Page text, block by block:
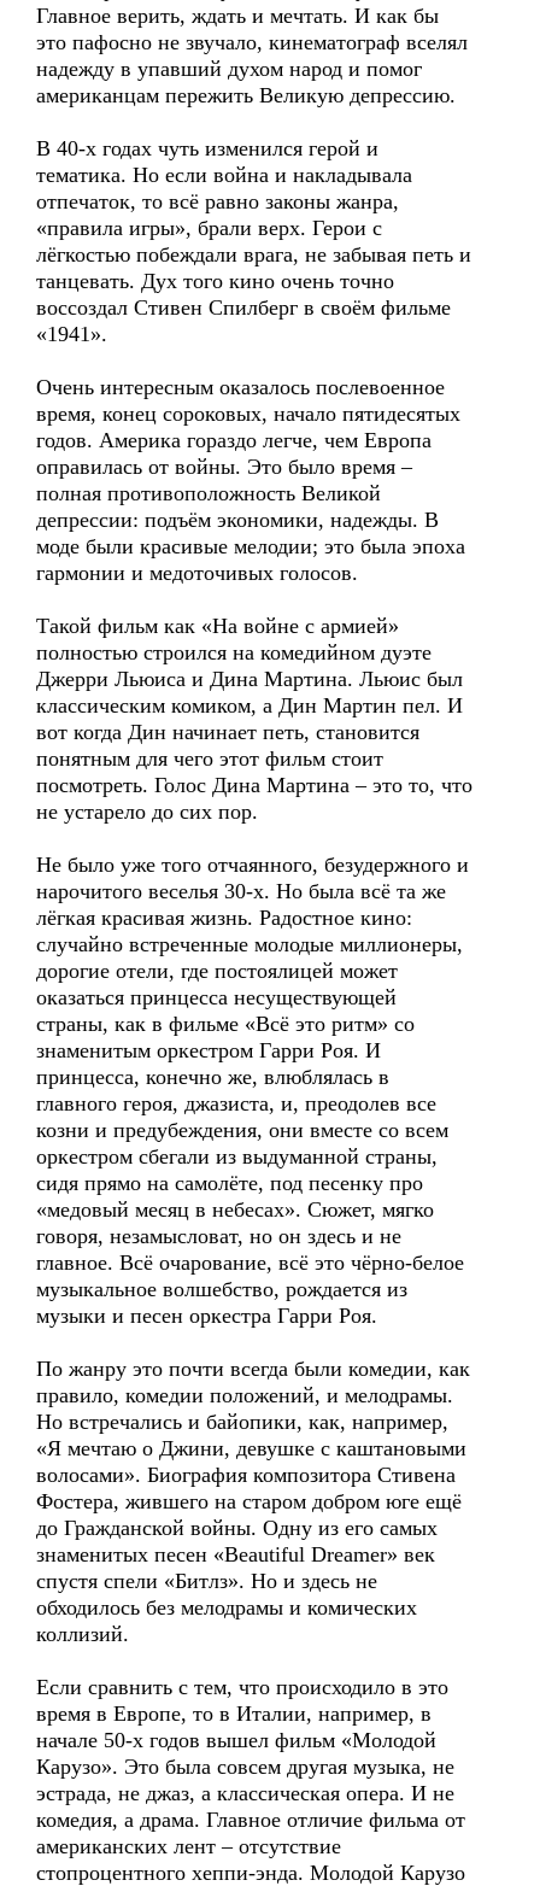
Главное верить, ждать и мечтать. И как бы
это пафосно не звучало, кинематограф вселял
надежду в упавший духом народ и помог
американцам пережить Великую депрессию.
В 40-х годах чуть изменился герой и
тематика. Но если война и накладывала
отпечаток, то всё равно законы жанра,
«правила игры», брали верх. Герои с
лёгкостью побеждали врага, не забывая петь и
танцевать. Дух того кино очень точно
воссоздал Стивен Спилберг в своём фильме
«1941».
Очень интересным оказалось послевоенное
время, конец сороковых, начало пятидесятых
годов. Америка гораздо легче, чем Европа
оправилась от войны. Это было время –
полная противоположность Великой
депрессии: подъём экономики, надежды. В
моде были красивые мелодии; это была эпоха
гармонии и медоточивых голосов.
Такой фильм как «На войне с армией»
полностью строился на комедийном дуэте
Джерри Льюиса и Дина Мартина. Льюис был
классическим комиком, а Дин Мартин пел. И
вот когда Дин начинает петь, становится
понятным для чего этот фильм стоит
посмотреть. Голос Дина Мартина – это то, что
не устарело до сих пор.
Не было уже того отчаянного, безудержного и
нарочитого веселья 30-х. Но была всё та же
лёгкая красивая жизнь. Радостное кино:
случайно встреченные молодые миллионеры,
дорогие отели, где постоялицей может
оказаться принцесса несуществующей
страны, как в фильме «Всё это ритм» со
знаменитым оркестром Гарри Роя. И
принцесса, конечно же, влюблялась в
главного героя, джазиста, и, преодолев все
козни и предубеждения, они вместе со всем
оркестром сбегали из выдуманной страны,
сидя прямо на самолёте, под песенку про
«медовый месяц в небесах». Сюжет, мягко
говоря, незамысловат, но он здесь и не
главное. Всё очарование, всё это чёрно-белое
музыкальное волшебство, рождается из
музыки и песен оркестра Гарри Роя.
По жанру это почти всегда были комедии, как
правило, комедии положений, и мелодрамы.
Но встречались и байопики, как, например,
«Я мечтаю о Джини, девушке с каштановыми
волосами». Биография композитора Стивена
Фостера, жившего на старом добром юге ещё
до Гражданской войны. Одну из его самых
знаменитых песен «Beautiful Dreamer» век
спустя спели «Битлз». Но и здесь не
обходилось без мелодрамы и комических
коллизий.
Если сравнить с тем, что происходило в это
время в Европе, то в Италии, например, в
начале 50-х годов вышел фильм «Молодой
Карузо». Это была совсем другая музыка, не
эстрада, не джаз, а классическая опера. И не
комедия, а драма. Главное отличие фильма от
американских лент – отсутствие
стопроцентного хеппи-энда. Молодой Карузо